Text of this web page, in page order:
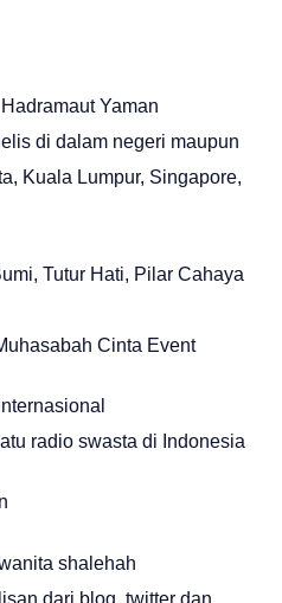
Yaman
di dalam negeri maupun
Kuala Lumpur, Singapore,
Tutur Hati, Pilar Cahaya
Cinta Event
radio swasta di Indonesia
shalehah
dari blog, twitter dan